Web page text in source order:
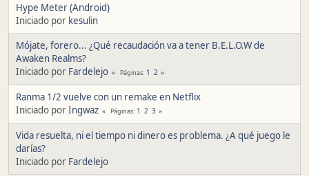
Hype Meter (Android)
Iniciado por kesulin
Mójate, forero... ¿Qué recaudación va a tener B.E.L.O.W de
Awaken Realms?
Iniciado por Fardelejo Páginas 1 2
Ranma 1/2 vuelve con un remake en Netflix
Iniciado porIngwaz Páginas 1 2 3
Vida resuelta, ni el tiempo ni dinero es problema. ¿A qué juego le
darías?
Iniciado por Fardelejo